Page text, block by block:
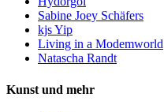
Sabine Joey Schäfers
kjs Yip
Living in a Modemworld
Natascha Randt
Kunst und mehr